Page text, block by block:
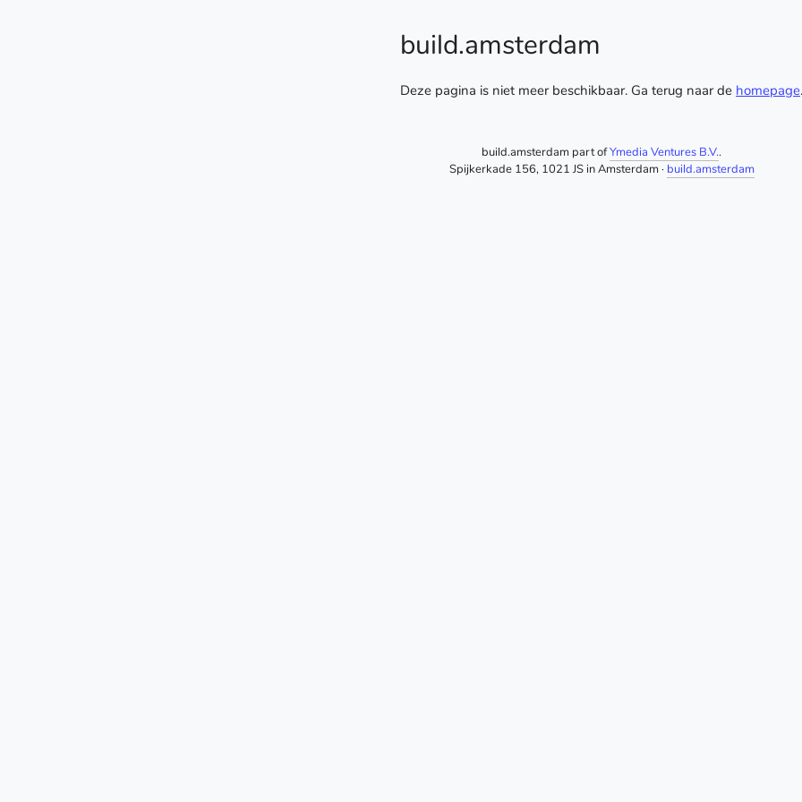
build.amsterdam
Deze pagina is niet meer beschikbaar. Ga terug naar de homepage.
build.amsterdam part ofYmedia Ventures B.V..
Spijkerkade 156, 1021 JS in Amsterdam · build.amsterdam